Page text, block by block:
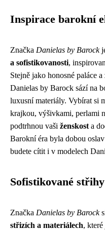
Inspirace barokní
Značka Danielas by Barock
a sofistikovanosti,
Stejně jako honosné paláce
Danielas by Barock sází na
luxusní materiály. Vybírat si
krajkou, výšivkami, perlami
podtrhnou vaši ženskost a
Barokní éra byla dobou
budete cítit i v modelech
Sofistikované
Značka Danielas by Barock
střizích a materiálech,